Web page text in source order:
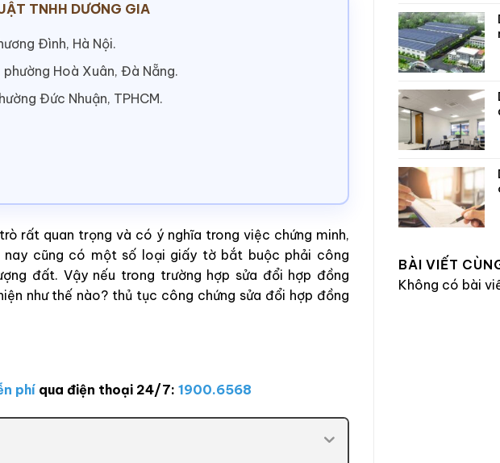
TNHH DƯƠNG GIA
Đình, Hà Nội.
phường Hoà Xuân, Đà Nẵng.
Đức Nhuận, TPHCM.
rất quan trọng và có ý nghĩa trong việc chứng minh,
cũng có một số loại giấy tờ bắt buộc phải công
đất. Vậy nếu trong trường hợp sửa đổi hợp đồng
như thế nào? thủ tục công chứng sửa đổi hợp đồng
phí qua điện thoại 24/7: 1900.6568
BÀI VIẾT
Không có bài